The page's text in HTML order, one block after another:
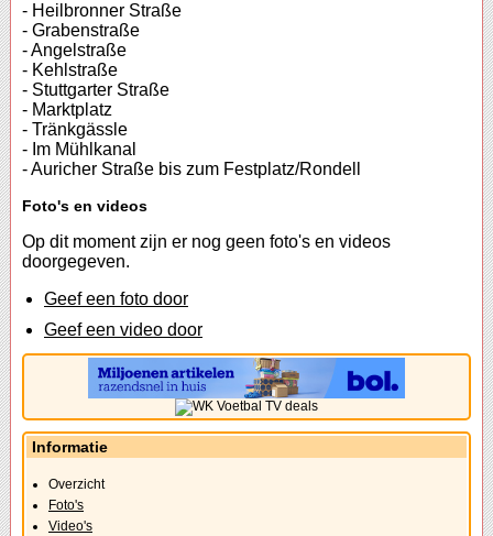
- Heilbronner Straße
- Grabenstraße
- Angelstraße
- Kehlstraße
- Stuttgarter Straße
- Marktplatz
- Tränkgässle
- Im Mühlkanal
- Auricher Straße bis zum Festplatz/Rondell
Foto's en videos
Op dit moment zijn er nog geen foto's en videos
doorgegeven.
Geef een foto door
Geef een video door
Informatie
Overzicht
Foto's
Video's